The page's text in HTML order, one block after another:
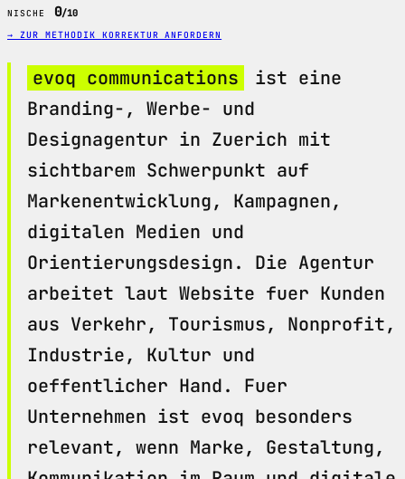
NISCHE 0/10
→ ZUR METHODIK KORREKTUR ANFORDERN
evoq communications
ist eine
Branding-, Werbe- und
Designagentur in Zuerich mit
sichtbarem Schwerpunkt auf
Markenentwicklung, Kampagnen,
digitalen Medien und
Orientierungsdesign. Die Agentur
arbeitet laut Website fuer Kunden
aus Verkehr, Tourismus, Nonprofit,
Industrie, Kultur und
oeffentlicher Hand. Fuer
Unternehmen ist evoq besonders
relevant, wenn Marke, Gestaltung,